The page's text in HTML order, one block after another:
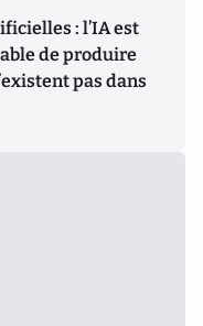
: l’IA est
de produire
pas dans